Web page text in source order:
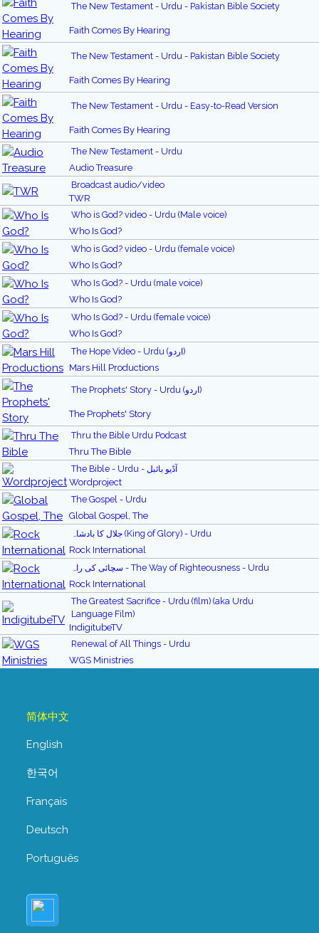
The New Testament - Urdu - Pakistan Bible Society
Faith Comes By Hearing
The New Testament - Urdu - Pakistan Bible Society
Faith Comes By Hearing
The New Testament - Urdu - Easy-to-Read Version
Faith Comes By Hearing
The New Testament - Urdu
Audio Treasure
Broadcast audio/video
TWR
Who is God? video - Urdu (Male voice)
Who Is God?
Who is God? video - Urdu (female voice)
Who Is God?
Who Is God? - Urdu (male voice)
Who Is God?
Who Is God? - Urdu (female voice)
Who Is God?
The Hope Video - Urdu (اردو)
Mars Hill Productions
The Prophets' Story - Urdu (اردو)
The Prophets' Story
Thru the Bible Urdu Podcast
Thru The Bible
The Bible - Urdu - آڈیو بائبل
Wordproject
The Gospel - Urdu
Global Gospel, The
جلال کا بادشاہ (King of Glory) - Urdu
Rock International
سچائی کی راہ - The Way of Righteousness - Urdu
Rock International
The Greatest Sacrifice - Urdu (film) (aka Urdu
Language Film)
IndigitubeTV
Renewal of All Things - Urdu
WGS Ministries
简体中文
English
한국어
Français
Deutsch
Português